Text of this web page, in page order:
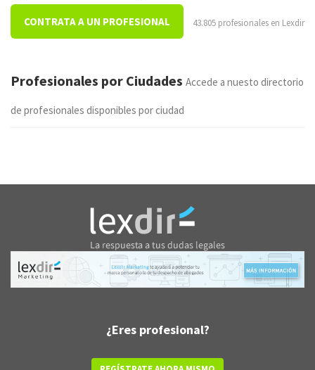
CONTRATA A UN PROFESIONAL 43.805 profesionales en Lexdir
Profesionales por Ciudades Accede a nuesto directorio
de profesionales disponibles por ciudad
¿Eres profesional?